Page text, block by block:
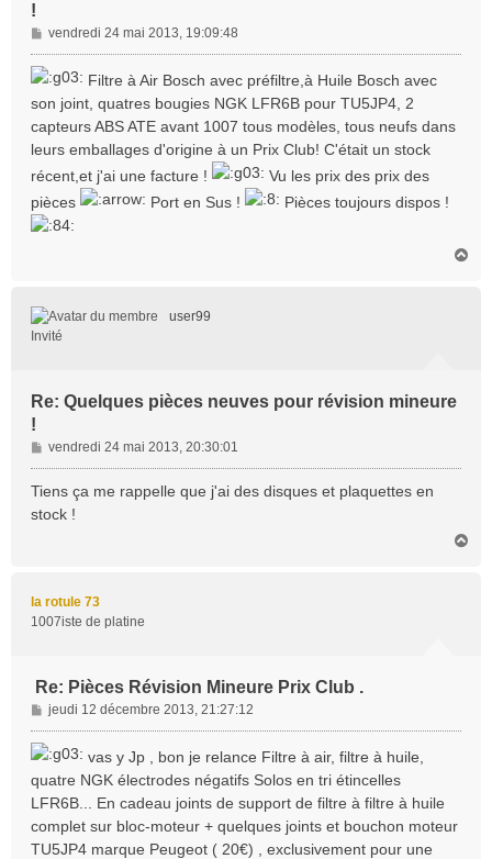
!
M
e
s
a
g
e
vendredi 24 mai 2013, 19:09:48
Filtre à Air Bosch avec préfiltre,à Huile Bosch avec
son joint, quatres bougies NGK LFR6B pour TU5JP4, 2
capteurs ABS ATE avant 1007 tous modèles, tous neufs dans
leurs emballages d'origine à un Prix Club! C'était un stock
récent,et j'ai une facture !
Vu les prix des prix des
pièces
Port en Sus ! Pièces toujours dispos !
user99
Invité
Re: Quelques pièces neuves pour révision mineure
!
M
e
s
vendredi 24 mai 2013, 20:30:01
Tiens ça me rappelle que j'ai des disques et plaquettes en
stock !
la rotule 73
1007iste de platine
Re: Pièces Révision Mineure Prix Club .
M
e
s
a
g
e
jeudi 12 décembre 2013, 21:27:12
vas y Jp , bon je relance Filtre à air, filtre à huile,
quatre NGK électrodes négatifs Solos en tri étincelles
LFR6B... En cadeau joints de support de filtre à filtre à huile
complet sur bloc-moteur + quelques joints et bouchon moteur
TU5JP4 marque Peugeot ( 20€) , exclusivement pour une